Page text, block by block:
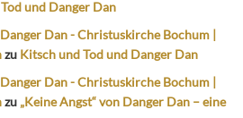
und Danger Dan
Dan - Christuskirche Bochum |
zu Kitsch und Tod und Danger Dan
Dan - Christuskirche Bochum |
zu „Keine Angst“ von Danger Dan – eine